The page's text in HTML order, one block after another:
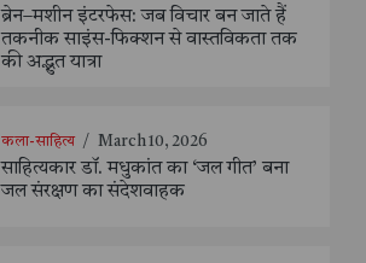
ब्रेन–मशीन इंटरफेस: जब विचार बन जाते हैं
तकनीक साइंस-फिक्शन से वास्तविकता तक
की अद्भुत यात्रा
कला-साहित्य / March 10, 2026
साहित्यकार डॉ. मधुकांत का ‘जल गीत’ बना
जल संरक्षण का संदेशवाहक